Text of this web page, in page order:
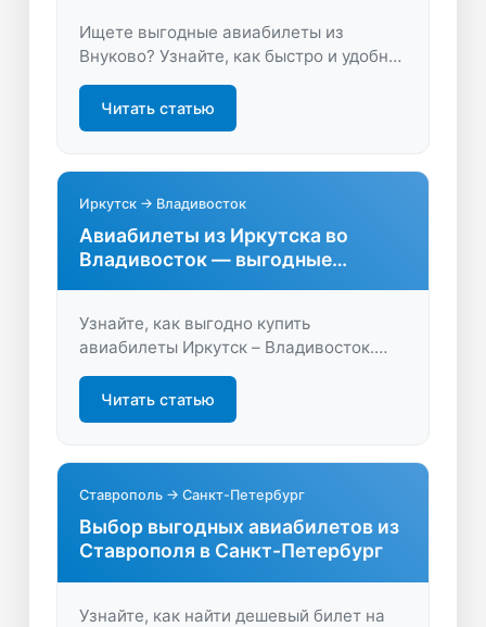
Ищете выгодные авиабилеты из
Внуково? Узнайте, как быстро и удобно
цены и выбрать лучшие предложения
на LastBilet.ru. Летайте комфортно и
Читать статью
Иркутск → Владивосток
Авиабилеты из Иркутска во
Владивосток — выгодные
Узнайте, как выгодно купить
авиабилеты Иркутск – Владивосток.
Сравните цены, выберите лучшие
рейсы и экономьте время на поиске.
Всё, что нужно для удобного
Читать статью
Ставрополь → Санкт-Петербург
Выбор выгодных авиабилетов из
Ставрополя в Санкт-Петербург
Узнайте, как найти дешевый билет на